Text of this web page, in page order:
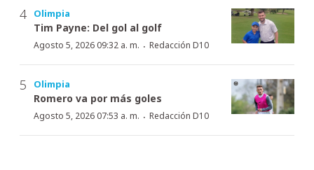
Olimpia
Tim Payne: Del gol al golf
Agosto 5, 2026 09:32 a. m. · Redacción D10
Olimpia
Romero va por más goles
Agosto 5, 2026 07:53 a. m. · Redacción D10